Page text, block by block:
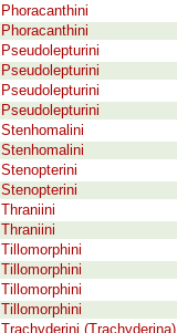
Phoracanthini
Phoracanthini
Pseudolepturini
Pseudolepturini
Pseudolepturini
Pseudolepturini
Stenhomalini
Stenhomalini
Stenopterini
Stenopterini
Thraniini
Thraniini
Tillomorphini
Tillomorphini
Tillomorphini
Tillomorphini
Trachyderini (Trachyderina)